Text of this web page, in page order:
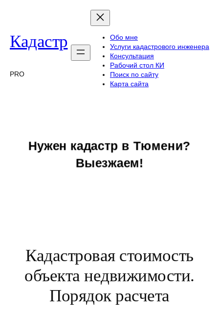
Кадастр
PRO
Обо мне
Услуги кадастрового инженера
Консультация
Рабочий стол КИ
Поиск по сайту
Карта сайта
Нужен кадастр в Тюмени?
Выезжаем!
Кадастровая стоимость
объекта недвижимости.
Порядок расчета